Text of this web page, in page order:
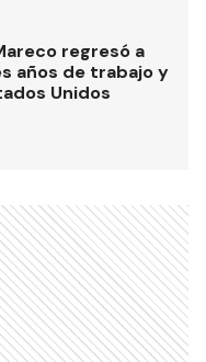
regresó a
años de trabajo y
Unidos